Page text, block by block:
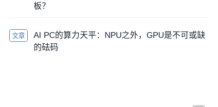
板？
文章
AI PC的算力天平：NPU之外，GPU是不可或缺
的砝码